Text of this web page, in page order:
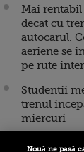
Mai
decat cu
autocarul.
aeriene se
pe rute
Studentii
trenul
miercuri
Beijingul
Nouă ne pasă